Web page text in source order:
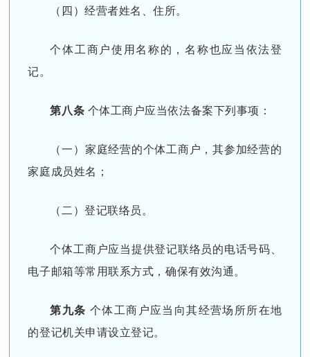
（四）经营者姓名、住所。
个体工商户使用名称的，名称也应当依法登
记。
第八条 个体工商户应当依法备案下列事项：
（一）家庭经营的个体工商户，其参加经营的
家庭成员姓名；
（二）登记联络员。
个体工商户应当提供登记联络员的电话号码、
电子邮箱等常用联系方式，确保有效沟通。
第九条 个体工商户应当向其经营场所所在地
的登记机关申请设立登记。